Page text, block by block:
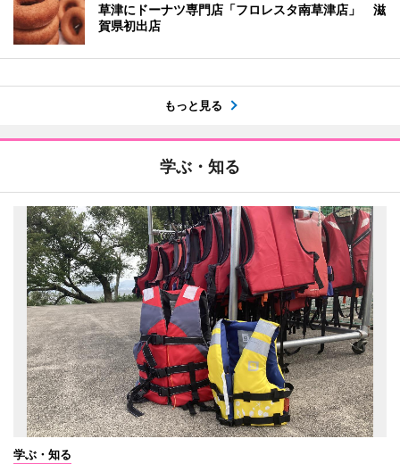
草津にドーナツ専門店「フロレスタ南草津店」 滋
賀県初出店
もっと見る
学ぶ・知る
学ぶ・知る